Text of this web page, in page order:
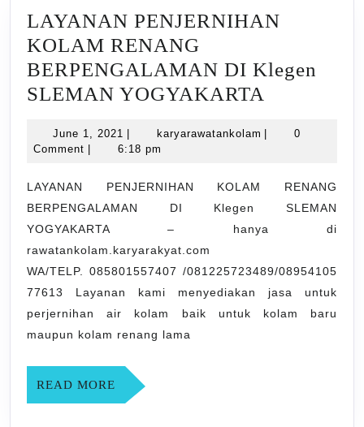
LAYANAN PENJERNIHAN
KOLAM RENANG
BERPENGALAMAN DI Klegen
SLEMAN YOGYAKARTA
KOLAM
DI
Klegen
SLEMAN
June 1, 2021 June
1,
karyarawatankolam
0
Comment
6:18 pm
LAYANAN PENJERNIHAN KOLAM RENANG
BERPENGALAMAN DI Klegen SLEMAN
YOGYAKARTA – hanya di
rawatankolam.karyarakyat.com
WA/TELP. 085801557407 /081225723489/08954105
77613 Layanan kami menyediakan jasa untuk
perjernihan air kolam baik untuk kolam baru
maupun kolam renang lama
READ MORE READ
MORE